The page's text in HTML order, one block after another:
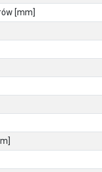
[mm]